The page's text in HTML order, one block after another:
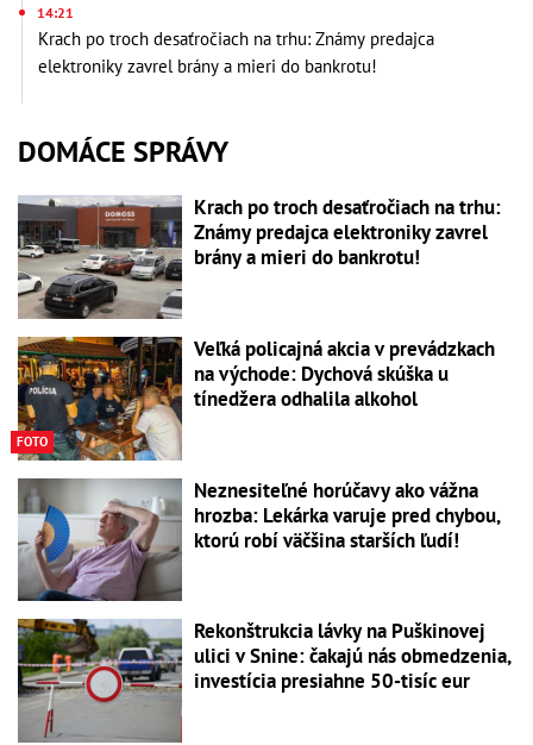
14:21
Krach po troch desaťročiach na trhu: Známy predajca
elektroniky zavrel brány a mieri do bankrotu!
DOMÁCE SPRÁVY
Krach po troch desaťročiach na trhu:
Známy predajca elektroniky zavrel
brány a mieri do bankrotu!
FOTO
Veľká policajná akcia v prevádzkach
na východe: Dychová skúška u
tínedžera odhalila alkohol
Neznesiteľné horúčavy ako vážna
hrozba: Lekárka varuje pred chybou,
ktorú robí väčšina starších ľudí!
Rekonštrukcia lávky na Puškinovej
ulici v Snine: čakajú nás obmedzenia,
investícia presiahne 50-tisíc eur